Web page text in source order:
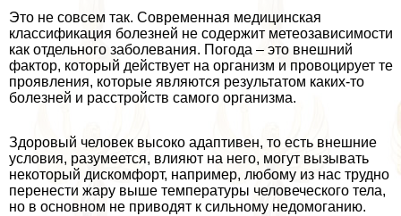
Это не совсем так. Современная медицинская
классификация болезней не содержит метеозависимости
как отдельного заболевания. Погода – это внешний
фактор, который действует на организм и провоцирует те
проявления, которые являются результатом каких-то
болезней и расстройств самого организма.
Здоровый человек высоко адаптивен, то есть внешние
условия, разумеется, влияют на него, могут вызывать
некоторый дискомфорт, например, любому из нас трудно
перенести жару выше температуры человеческого тела,
но в основном не приводят к сильному недомоганию.